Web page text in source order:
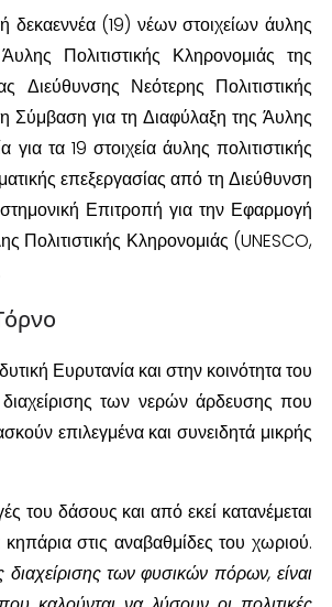
(19) νέων στοιχείων άυλης
Πολιτιστικής Κληρονομιάς της
Νεότερης Πολιτιστικής
Σύμβαση για τη Διαφύλαξη της Άυλης
τα 19 στοιχεία άυλης πολιτιστικής
επεξεργασίας από τη Διεύθυνση
Επιτροπή για την Εφαρμογή
Πολιτιστικής Κληρονομιάς (UNESCO,
Ευρυτανία και στην κοινότητα του
των νερών άρδευσης που
επιλεγμένα και συνειδητά μικρής
του δάσους και από εκεί κατανέμεται
στις αναβαθμίδες του χωριού.
διαχείρισης των φυσικών πόρων, είναι